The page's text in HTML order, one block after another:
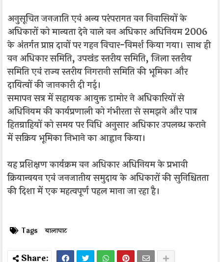
अनुसूचित जनजाति एवं अन्य परंपरागत वन निवासियों के
अधिकारों को मान्यता देने वाले वन अधिकार अधिनियम 2006
के अंतर्गत प्राप्त दावों पर गहन विचार-विमर्श किया गया। साथ ही
वन अधिकार समिति, उपखंड स्तरीय समिति, जिला स्तरीय
समिति एवं राज्य स्तरीय निगरानी समिति की भूमिका और
दायित्वों की जानकारी दी गई।
समापन सत्र में सहायक आयुक्त डामोर ने अधिकारियों से
अधिनियम की कार्यप्रणाली को गंभीरता से समझने और पात्र
हितग्राहियों को समय पर विधि अनुसार अधिकार उपलब्ध कराने
में सक्रिय भूमिका निभाने का आह्वान किया।
यह प्रशिक्षण कार्यक्रम वन अधिकार अधिनियम के प्रभावी
क्रियान्वयन एवं जनजातीय समुदाय के अधिकारों की सुनिश्चितता
की दिशा में एक महत्वपूर्ण पहल माना जा रहा है।
Tags बालाघाट